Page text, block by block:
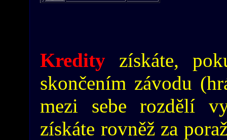
Kredity získáte,
skončením závodu
mezi sebe rozdělí
získáte rovněž za